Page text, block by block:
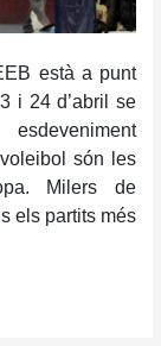
està a punt
i 24 d’abril se
són les
Milers de
els partits més